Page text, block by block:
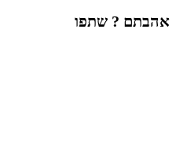
אהבתם ? שתפו